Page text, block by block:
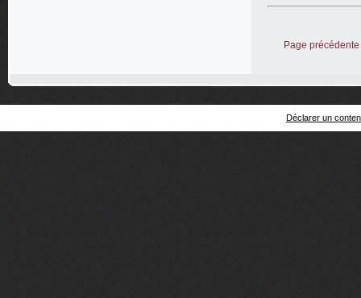
Page précédente
Déclarer un